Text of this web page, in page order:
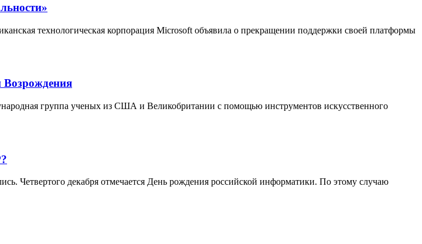
технологическая корпорация Microsoft объявила о прекращении поддержки своей платформы
Возрождения
группа ученых из США и Великобритании с помощью инструментов искусственного
Четвертого декабря отмечается День рождения российской информатики. По этому случаю